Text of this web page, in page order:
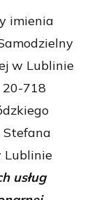
imienia
w Lublinie
20-718
Lublinie
usług